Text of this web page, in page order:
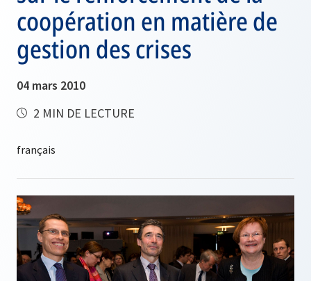
coopération en matière de
gestion des crises
04 mars 2010
2 MIN DE LECTURE